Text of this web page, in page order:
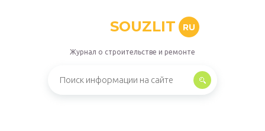
SOUZLIT RU
Журнал о строительстве и ремонте